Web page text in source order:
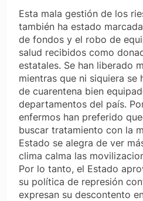
Esta mala gestión de los
también ha estado
de fondos y el robo de
salud recibidos como
estatales. Se han liberado
mientras que ni siquiera se
de cuarentena bien
departamentos del país.
enfermos han preferido
buscar tratamiento con la
Estado se alegra de ver
clima calma las
Por lo tanto, el Estado
su política de represión
expresan su descontento